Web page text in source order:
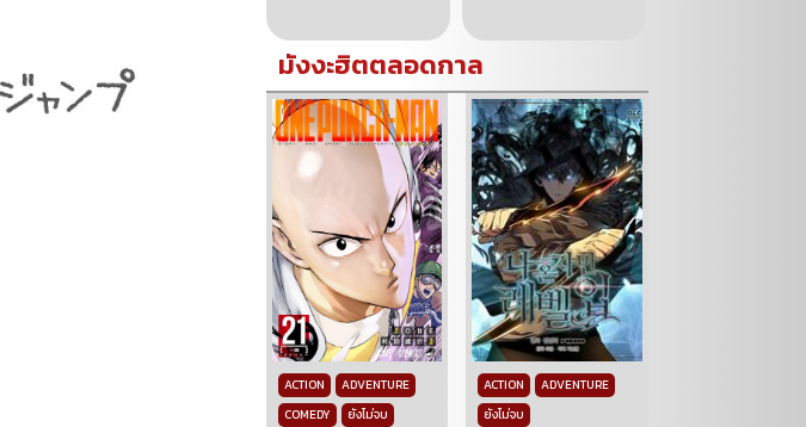
มังงะฮิตตลอดกาล
ACTION
ADVENTURE
COMEDY
ยังไม่จบ
ACTION
ADVENTURE
ยังไม่จบ